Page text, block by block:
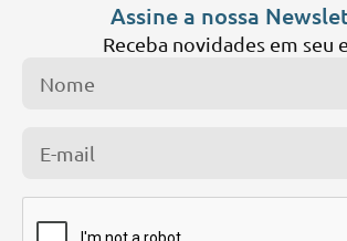
Assine a nossa
Receba novidades em seu